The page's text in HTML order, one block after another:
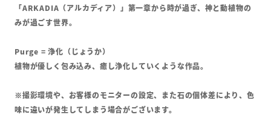
「ARKADIA（アルカディア）」第一章から時が過ぎ、神と動植物の
みが過ごす世界。
Purge = 浄化（じょうか）
植物が優しく包み込み、癒し浄化していくような作品。
※撮影環境や、お客様のモニターの設定、また石の個体差により、色
味に違いが発生してしまう場合がございます。